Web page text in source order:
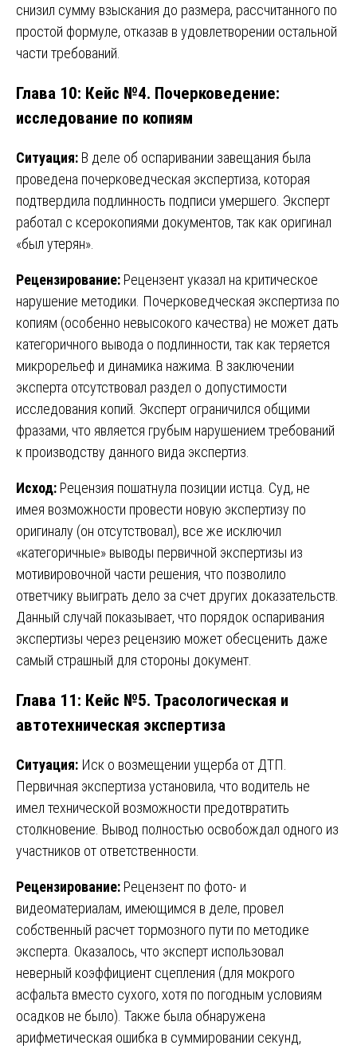
снизил сумму взыскания до размера, рассчитанного по
простой формуле, отказав в удовлетворении остальной
части требований.
Глава 10: Кейс №4. Почерковедение:
исследование по копиям
Ситуация: В деле об оспаривании завещания была
проведена почерковедческая экспертиза, которая
подтвердила подлинность подписи умершего. Эксперт
работал с ксерокопиями документов, так как оригинал
«был утерян».
Рецензирование: Рецензент указал на критическое
нарушение методики. Почерковедческая экспертиза по
копиям (особенно невысокого качества) не может дать
категоричного вывода о подлинности, так как теряется
микрорельеф и динамика нажима. В заключении
эксперта отсутствовал раздел о допустимости
исследования копий. Эксперт ограничился общими
фразами, что является грубым нарушением требований
к производству данного вида экспертиз.
Исход: Рецензия пошатнула позиции истца. Суд, не
имея возможности провести новую экспертизу по
оригиналу (он отсутствовал), все же исключил
«категоричные» выводы первичной экспертизы из
мотивировочной части решения, что позволило
ответчику выиграть дело за счет других доказательств.
Данный случай показывает, что порядок оспаривания
экспертизы через рецензию может обесценить даже
самый страшный для стороны документ.
Глава 11: Кейс №5. Трасологическая и
автотехническая экспертиза
Ситуация: Иск о возмещении ущерба от ДТП.
Первичная экспертиза установила, что водитель не
имел технической возможности предотвратить
столкновение. Вывод полностью освобождал одного из
участников от ответственности.
Рецензирование: Рецензент по фото- и
видеоматериалам, имеющимся в деле, провел
собственный расчет тормозного пути по методике
эксперта. Оказалось, что эксперт использовал
неверный коэффициент сцепления (для мокрого
асфальта вместо сухого, хотя по погодным условиям
осадков не было). Также была обнаружена
арифметическая ошибка в суммировании секунд,